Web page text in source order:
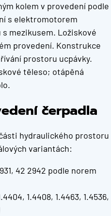
kolem v provedení podle
s elektromotorem
mezikusem. Ložiskové
provedení. Konstrukce
prostoru ucpávky.
těleso; otápěná
čerpadla
hydraulického prostoru
variantách:
42 2942 podle norem
1.4408, 1.4463, 1.4536,